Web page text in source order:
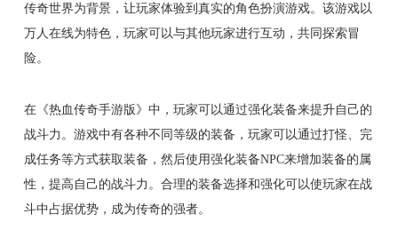
传奇世界为背景，让玩家体验到真实的角色扮演游戏。该游戏以
万人在线为特色，玩家可以与其他玩家进行互动，共同探索冒
险。
在《热血传奇手游版》中，玩家可以通过强化装备来提升自己的
战斗力。游戏中有各种不同等级的装备，玩家可以通过打怪、完
成任务等方式获取装备，然后使用强化装备NPC来增加装备的属
性，提高自己的战斗力。合理的装备选择和强化可以使玩家在战
斗中占据优势，成为传奇的强者。